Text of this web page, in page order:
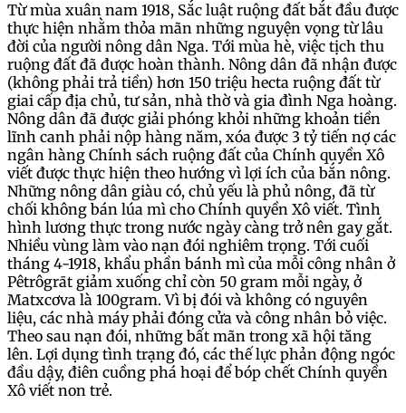
Từ mùa xuân nam 1918, Sắc luật ruộng đất bắt đầu được
thực hiện nhằm thỏa mãn những nguyện vọng từ lâu
đời của người nông dân Nga. Tới mùa hè, việc tịch thu
ruộng đất đã được hoàn thành. Nông dân đã nhận được
(không phải trả tiền) hơn 150 triệu hecta ruộng đất từ
giai cấp địa chủ, tư sản, nhà thờ và gia đình Nga hoàng.
Nông dân đã được giải phóng khỏi những khoản tiền
lĩnh canh phải nộp hàng năm, xóa được 3 tỷ tiến nợ các
ngân hàng Chính sách ruộng đất của Chính quyền Xô
viết được thực hiện theo hướng vì lợi ích của bắn nông.
Những nông dân giàu có, chủ yếu là phủ nông, đã từ
chối không bán lúa mì cho Chính quyền Xô viết. Tình
hình lương thực trong nước ngày càng trở nên gay gắt.
Nhiều vùng làm vào nạn đói nghiêm trọng. Tới cuối
tháng 4-1918, khẩu phần bánh mì của mỗi công nhân ở
Pêtrôgrāt giảm xuống chỉ còn 50 gram mỗi ngày, ở
Matxcơva là 100gram. Vì bị đói và không có nguyên
liệu, các nhà máy phải đóng cửa và công nhân bỏ việc.
Theo sau nạn đói, những bất mãn trong xã hội tăng
lên. Lợi dụng tình trạng đó, các thế lực phản động ngóc
đầu dậy, điên cuồng phá hoại để bóp chết Chính quyền
Xô viết non trẻ.